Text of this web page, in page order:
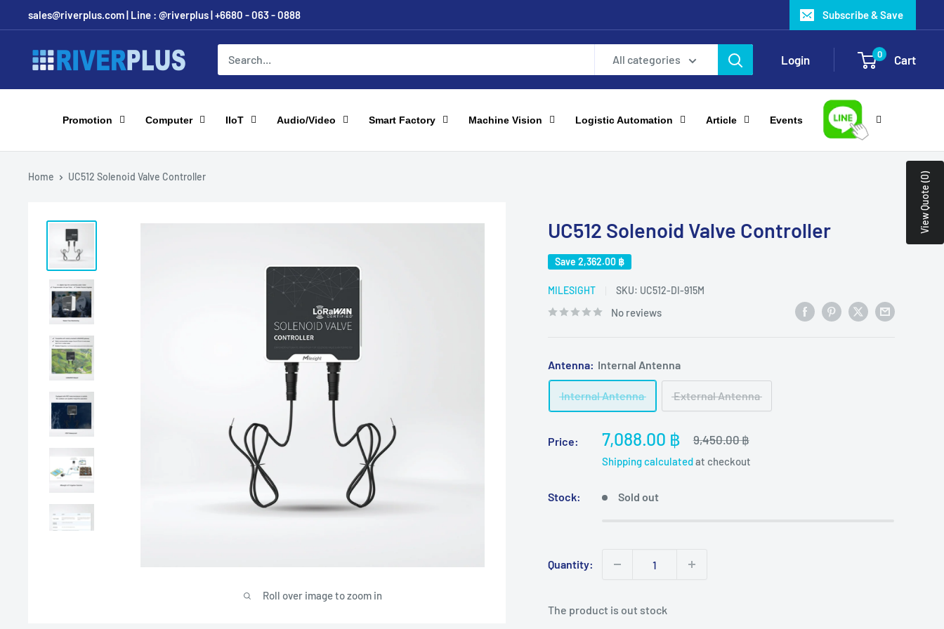
to
content
sales@riverplus.com | Line : @riverplus | +6680 - 063 - 0888 Subscribe & Save
Riverplus All categories Login 0 Cart
Promotion Computer IIoT Audio/Video Smart Factory Machine Vision Logistic Automation Article Events
Home UC512 Solenoid Valve Controller
Roll over image to zoom in
UC512 Solenoid Valve Controller
Save2,362.00 ฿
MILESIGHT SKU: UC512-DI-915M
No reviews
Antenna: Internal Antenna
Internal Antenna External Antenna
Price:
Sale
price
7,088.00 ฿
Regular
9,450.00 ฿
Shipping calculatedat checkout
Stock: Sold out
Quantity:
The product is out stock
View Quote (0)